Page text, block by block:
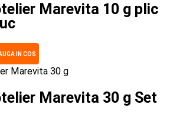
Marevita 10 g plic
IN COS
Marevita 30 g Set